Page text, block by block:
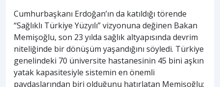
Cumhurbaşkanı Erdoğan’ın da katıldığı törende
“Sağlıklı Türkiye Yüzyılı” vizyonuna değinen Bakan
Memişoğlu, son 23 yılda sağlık altyapısında devrim
niteliğinde bir dönüşüm yaşandığını söyledi. Türkiye
genelindeki 70 üniversite hastanesinin 45 bini aşkın
yatak kapasitesiyle sistemin en önemli
paydaşlarından biri olduğunu hatırlatan Memişoğlu;